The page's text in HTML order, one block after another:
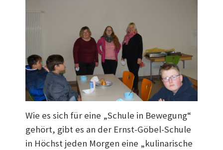
Wie es sich für eine „Schule in Bewegung“
gehört, gibt es an der Ernst-Göbel-Schule
in Höchst jeden Morgen eine „kulinarische